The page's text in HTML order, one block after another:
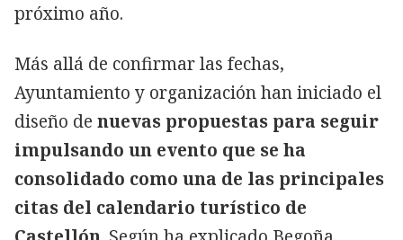
próximo año.
Más allá de confirmar las fechas,
Ayuntamiento y organización han iniciado el
diseño de nuevas propuestas para seguir
impulsando un evento que se ha
consolidado como una de las principales
citas del calendario turístico de